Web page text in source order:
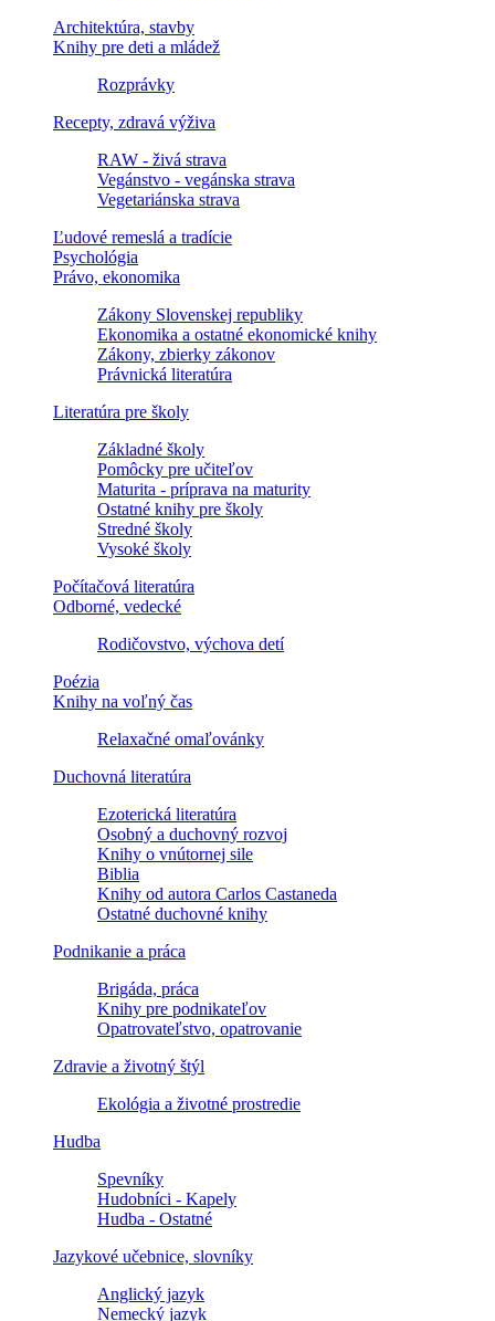
Architektúra, stavby
Knihy pre deti a mládež
Rozprávky
Recepty, zdravá výživa
RAW - živá strava
Vegánstvo - vegánska strava
Vegetariánska strava
Ľudové remeslá a tradície
Psychológia
Právo, ekonomika
Zákony Slovenskej republiky
Ekonomika a ostatné ekonomické knihy
Zákony, zbierky zákonov
Právnická literatúra
Literatúra pre školy
Základné školy
Pomôcky pre učiteľov
Maturita - príprava na maturity
Ostatné knihy pre školy
Stredné školy
Vysoké školy
Počítačová literatúra
Odborné, vedecké
Rodičovstvo, výchova detí
Poézia
Knihy na voľný čas
Relaxačné omaľovánky
Duchovná literatúra
Ezoterická literatúra
Osobný a duchovný rozvoj
Knihy o vnútornej sile
Biblia
Knihy od autora Carlos Castaneda
Ostatné duchovné knihy
Podnikanie a práca
Brigáda, práca
Knihy pre podnikateľov
Opatrovateľstvo, opatrovanie
Zdravie a životný štýl
Ekológia a životné prostredie
Hudba
Spevníky
Hudobníci - Kapely
Hudba - Ostatné
Jazykové učebnice, slovníky
Anglický jazyk
Nemecký jazyk